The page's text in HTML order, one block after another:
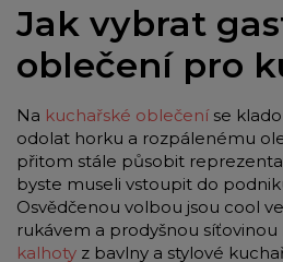
Jak vybrat
oblečení pro
Na kuchařské oblečeníse
odolat horku a rozpálenému
přitom stále působit
byste museli vstoupit do
Osvědčenou volbou jsou cool
rukávem a prodyšnou síťovinou
kalhoty z bavlny a stylové